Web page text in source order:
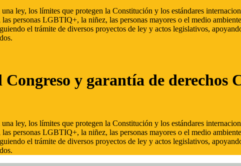
ley, los límites que protegen la Constitución y los estándares
personas LGBTIQ+, la niñez, las personas mayores o el medio
el trámite de diversos proyectos de ley y actos legislativos,
y garantía de derechos
ley, los límites que protegen la Constitución y los estándares
personas LGBTIQ+, la niñez, las personas mayores o el medio
el trámite de diversos proyectos de ley y actos legislativos,